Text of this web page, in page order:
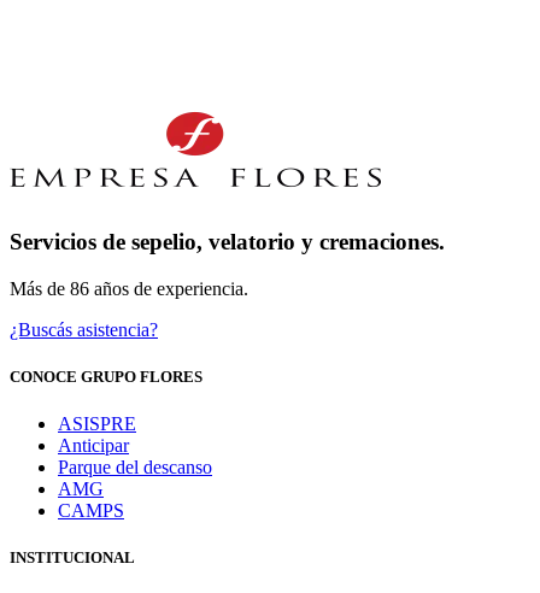
Servicios de sepelio, velatorio y cremaciones.
Más de 86 años de experiencia.
¿Buscás asistencia?
CONOCE GRUPO FLORES
ASISPRE
Anticipar
Parque del descanso
AMG
CAMPS
INSTITUCIONAL